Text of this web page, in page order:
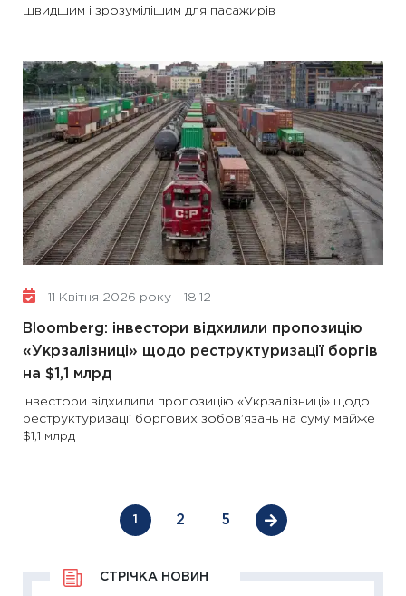
швидшим і зрозумілішим для пасажирів
11 Квітня 2026 року - 18:12
Bloomberg: інвестори відхилили пропозицію
«Укрзалізниці» щодо реструктуризації боргів
на $1,1 млрд
Інвестори відхилили пропозицію «Укрзалізниці» щодо
реструктуризації боргових зобов’язань на суму майже
$1,1 млрд
1 2 5
СТРІЧКА НОВИН